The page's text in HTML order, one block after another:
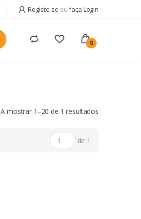
Registe-se oufaça Login
0
A mostrar 1–20 de 1 resultados
de 1